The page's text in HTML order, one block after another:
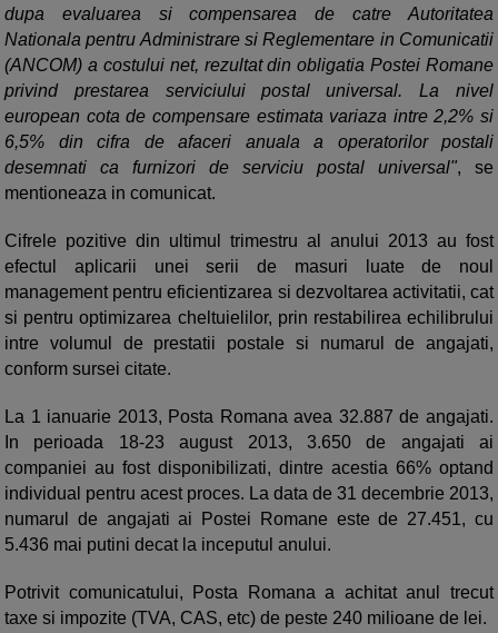
dupa evaluarea si compensarea de catre Autoritatea
Nationala pentru Administrare si Reglementare in Comunicatii
(ANCOM) a costului net, rezultat din obligatia Postei Romane
privind prestarea serviciului postal universal. La nivel
european cota de compensare estimata variaza intre 2,2% si
6,5% din cifra de afaceri anuala a operatorilor postali
desemnati ca furnizori de serviciu postal universal", se
mentioneaza in comunicat.
Cifrele pozitive din ultimul trimestru al anului 2013 au fost
efectul aplicarii unei serii de masuri luate de noul
management pentru eficientizarea si dezvoltarea activitatii, cat
si pentru optimizarea cheltuielilor, prin restabilirea echilibrului
intre volumul de prestatii postale si numarul de angajati,
conform sursei citate.
La 1 ianuarie 2013, Posta Romana avea 32.887 de angajati.
In perioada 18-23 august 2013, 3.650 de angajati ai
companiei au fost disponibilizati, dintre acestia 66% optand
individual pentru acest proces. La data de 31 decembrie 2013,
numarul de angajati ai Postei Romane este de 27.451, cu
5.436 mai putini decat la inceputul anului.
Potrivit comunicatului, Posta Romana a achitat anul trecut
taxe si impozite (TVA, CAS, etc) de peste 240 milioane de lei.